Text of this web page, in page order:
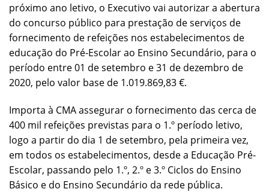
próximo ano letivo, o Executivo vai autorizar a abertura
do concurso público para prestação de serviços de
fornecimento de refeições nos estabelecimentos de
educação do Pré-Escolar ao Ensino Secundário, para o
período entre 01 de setembro e 31 de dezembro de
2020, pelo valor base de 1.019.869,83 €.
Importa à CMA assegurar o fornecimento das cerca de
400 mil refeições previstas para o 1.º período letivo,
logo a partir do dia 1 de setembro, pela primeira vez,
em todos os estabelecimentos, desde a Educação Pré-
Escolar, passando pelo 1.º, 2.º e 3.º Ciclos do Ensino
Básico e do Ensino Secundário da rede pública.